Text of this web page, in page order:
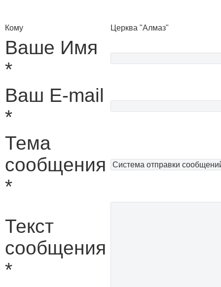
Кому Церква "Алмаз"
Ваше Имя
*
Ваш E-mail
*
Тема
сообщения
*
Текст
сообщения
*